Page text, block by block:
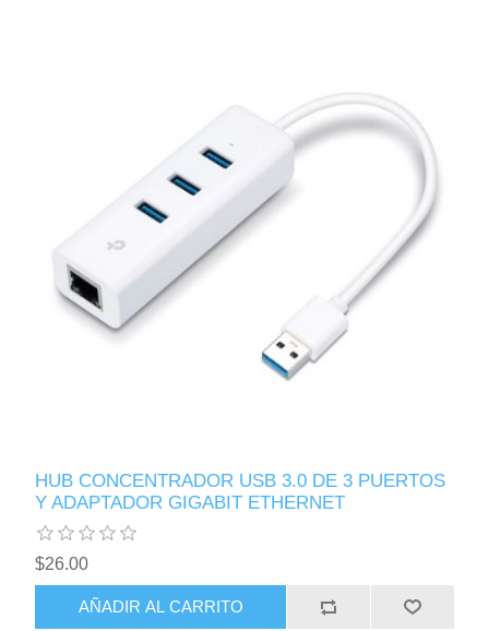
HUB CONCENTRADOR USB 3.0 DE 3 PUERTOS
Y ADAPTADOR GIGABIT ETHERNET
$26.00
AÑADIR AL CARRITO